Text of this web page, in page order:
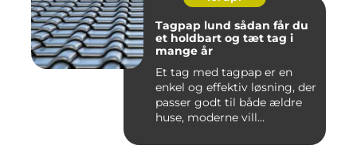
Tagpap lund sådan får du
et holdbart og tæt tag i
mange år
Et tag med tagpap er en
enkel og effektiv løsning, der
passer godt til både ældre
huse, moderne vill...